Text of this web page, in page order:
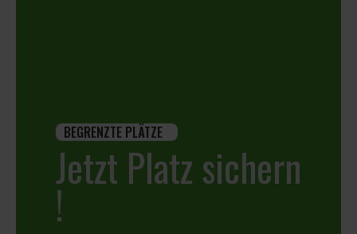
BEGRENZTE PLÄTZE
Jetzt Platz sichern
!